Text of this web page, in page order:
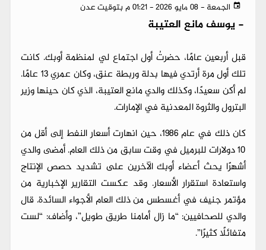
الجمعة - 08 مايو 2026 - 01:21 م بتوقيت عدن
- يوسف مانع العتيبة
قبل أربعين عامًا، حضرتُ أول اجتماع لي لمنظمة أوبك. كانت
تلك أول مرة أرتدي فيها بدلة وربطة عنق، وكان عمري 13 عامًا.
لم أكن سعيدًا، وكذلك والدي مانع العتيبة، الذي كان حينها وزير
البترول والثروة المعدنية في الإمارات.
كان ذلك في عام 1986، حين انهارت أسعار النفط إلى أقل من
10 دولارات للبرميل في وقت سابق من ذلك العام. أمضى والدي
أشهرًا يحث أعضاء أوبك الآخرين على تشديد حصص الإنتاج
واستعادة استقرار الأسعار. وقد عكست التقارير الإخبارية من
مؤتمر جنيف في أغسطس من ذلك العام الأجواء السائدة. قال
والدي للصحافيين: “ما زال أمامنا طريق طويل”، وأضاف: “لست
متفائلًا كثيرًا”.